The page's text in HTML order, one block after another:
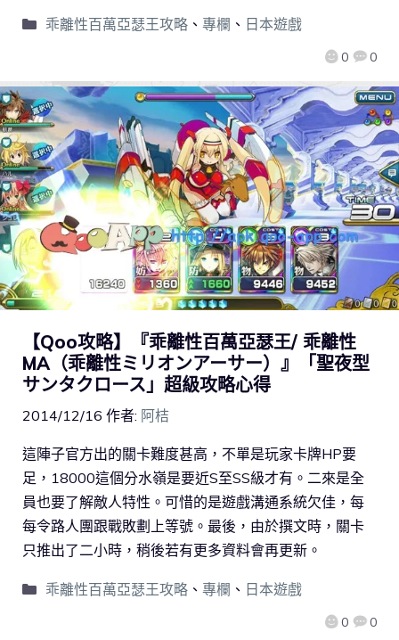
0 0
乖離性百萬亞瑟王攻略、 專欄 、 日本遊戲
【Qoo攻略】『乖離性百萬亞瑟王/ 乖離性
MA（乖離性ミリオンアーサー）』「聖夜型
サンタクロース」超級攻略心得
2014/12/16 作者: 阿桔
0 0
這陣子官方出的關卡難度甚高，不單是玩家卡牌HP要
足，18000這個分水嶺是要近S至SS級才有。二來是全
員也要了解敵人特性。可惜的是遊戲溝通系統欠佳，每
每令路人團跟戰敗劃上等號。最後，由於撰文時，關卡
只推出了二小時，稍後若有更多資料會再更新。
乖離性百萬亞瑟王攻略、 專欄 、 日本遊戲